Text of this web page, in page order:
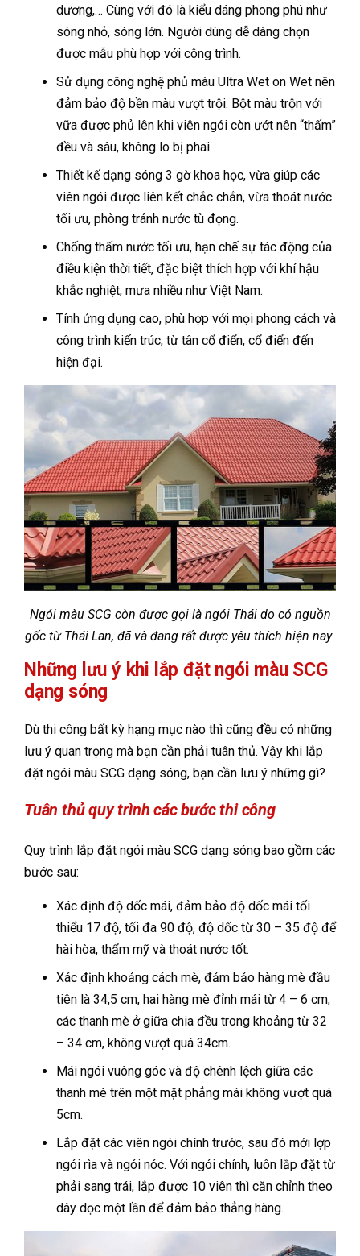
dương,… Cùng với đó là kiểu dáng phong phú như
sóng nhỏ, sóng lớn. Người dùng dễ dàng chọn
được mẫu phù hợp với công trình.
Sử dụng công nghệ phủ màu Ultra Wet on Wet nên
đảm bảo độ bền màu vượt trội. Bột màu trộn với
vữa được phủ lên khi viên ngói còn ướt nên “thấm”
đều và sâu, không lo bị phai.
Thiết kế dạng sóng 3 gờ khoa học, vừa giúp các
viên ngói được liên kết chắc chắn, vừa thoát nước
tối ưu, phòng tránh nước tù đọng.
Chống thấm nước tối ưu, hạn chế sự tác động của
điều kiện thời tiết, đặc biệt thích hợp với khí hậu
khắc nghiệt, mưa nhiều như Việt Nam.
Tính ứng dụng cao, phù hợp với mọi phong cách và
công trình kiến trúc, từ tân cổ điển, cổ điển đến
hiện đại.
Ngói màu SCG còn được gọi là ngói Thái do có nguồn
gốc từ Thái Lan, đã và đang rất được yêu thích hiện nay
Những lưu ý khi lắp đặt ngói màu SCG
dạng sóng
Dù thi công bất kỳ hạng mục nào thì cũng đều có những
lưu ý quan trọng mà bạn cần phải tuân thủ. Vậy khi lắp
đặt ngói màu SCG dạng sóng, bạn cần lưu ý những gì?
Tuân thủ quy trình các bước thi công
Quy trình lắp đặt ngói màu SCG dạng sóng bao gồm các
bước sau:
Xác định độ dốc mái, đảm bảo độ dốc mái tối
thiểu 17 độ, tối đa 90 độ, độ dốc từ 30 – 35 độ để
hài hòa, thẩm mỹ và thoát nước tốt.
Xác định khoảng cách mè, đảm bảo hàng mè đầu
tiên là 34,5 cm, hai hàng mè đỉnh mái từ 4 – 6 cm,
các thanh mè ở giữa chia đều trong khoảng từ 32
– 34 cm, không vượt quá 34cm.
Mái ngói vuông góc và độ chênh lệch giữa các
thanh mè trên một mặt phẳng mái không vượt quá
5cm.
Lắp đặt các viên ngói chính trước, sau đó mới lợp
ngói rìa và ngói nóc. Với ngói chính, luôn lắp đặt từ
phải sang trái, lắp được 10 viên thì căn chỉnh theo
dây dọc một lần để đảm bảo thẳng hàng.